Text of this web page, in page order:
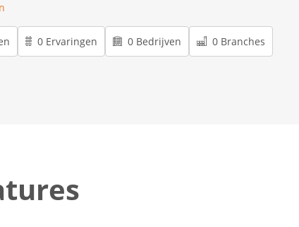
0 Ervaringen 0 Bedrijven 0 Branches